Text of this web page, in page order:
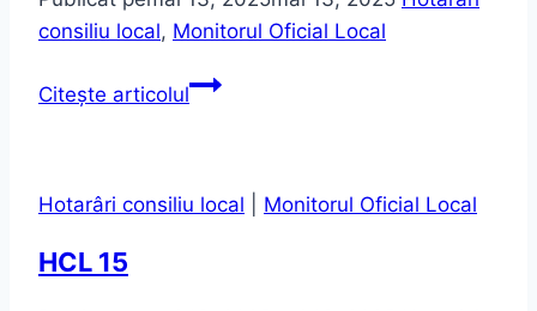
consiliu local, Monitorul Oficial Local
Citește articolulHCL
Hotarâri consiliu local Monitorul Oficial Local
HCL 15